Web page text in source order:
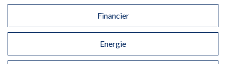
Financier
Energie